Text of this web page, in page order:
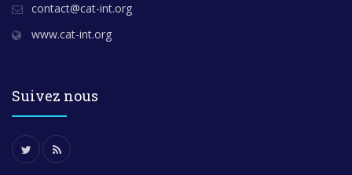
contact@cat-int.org
www.cat-int.org
Suivez nous